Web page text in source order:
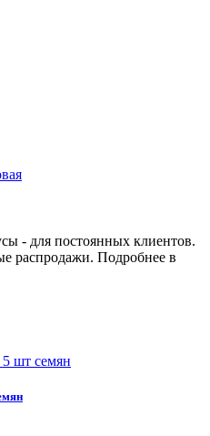
- для постоянных клиентов.
распродажи. Подробнее в